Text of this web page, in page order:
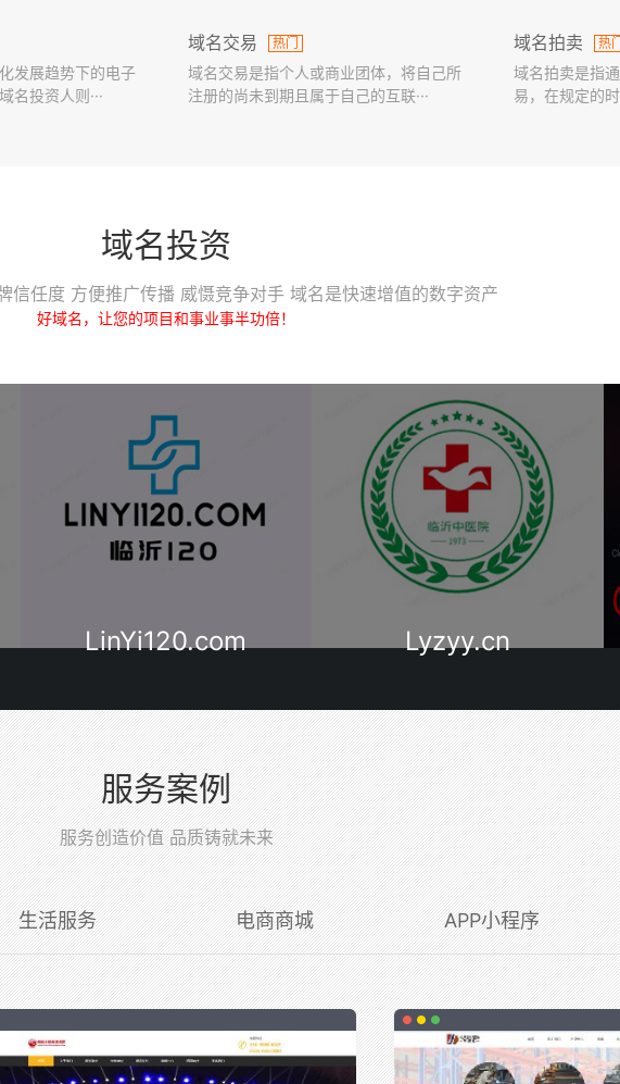
发展趋势下的电子
名投资人则···
域名交易 热门
域名交易是指个人或商业团体，将自己所
注册的尚未到期且属于自己的互联···
域名拍卖 热
域名拍卖是指
易，在规定的
域名投资
信任度 方便推广传播 威慑竞争对手 域名是快速增值的数字资产
好域名，让您的项目和事业事半功倍！
Lyzyy.cn OpenClawHome.xyz
服务案例
服务创造价值 品质铸就未来
生活服务 电商商城 APP小程序